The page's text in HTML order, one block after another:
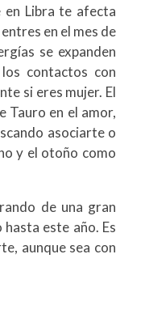
en Libra te afecta
en el mes de
se expanden
contactos con
si eres mujer. El
Tauro en el amor,
asociarte o
y el otoño como
de una gran
este año. Es
aunque sea con